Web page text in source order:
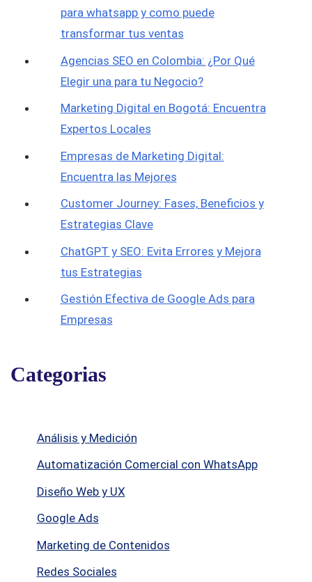
para whatsapp y como puede
transformar tus ventas
Agencias SEO en Colombia: ¿Por Qué
Elegir una para tu Negocio?
Marketing Digital en Bogotá: Encuentra
Expertos Locales
Empresas de Marketing Digital:
Encuentra las Mejores
Customer Journey: Fases, Beneficios y
Estrategias Clave
ChatGPT y SEO: Evita Errores y Mejora
tus Estrategias
Gestión Efectiva de Google Ads para
Empresas
Categorias
Análisis y Medición
Automatización Comercial con WhatsApp
Diseño Web y UX
Google Ads
Marketing de Contenidos
Redes Sociales